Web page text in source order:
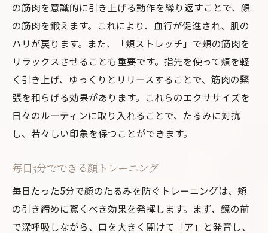
の筋肉を意識的に引き上げる動作を繰り返すことで、顔
の筋肉を鍛えます。これにより、血行が促進され、肌の
ハリが戻ります。また、「頬ストレッチ」で頬の筋肉を
リラックスさせることも重要です。指先を使って頬を軽
く引き上げ、ゆっくりとリリースすることで、筋肉の緊
張を和らげる効果があります。これらのエクササイズを
日々のルーティンに取り入れることで、たるみに対抗
し、若々しい印象を保つことができます。
毎日5分でできる顔トレーニング
毎日たった5分で顔のたるみを防ぐトレーニングは、頬
の引き締めに驚くべき効果を発揮します。まず、鏡の前
で深呼吸しながら、口を大きく開けて「ア」と発音し、